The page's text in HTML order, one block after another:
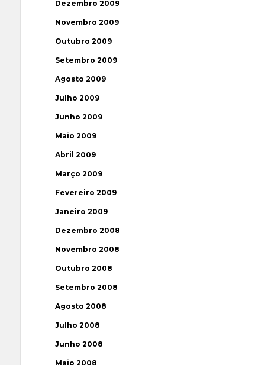
Dezembro 2009
Novembro 2009
Outubro 2009
Setembro 2009
Agosto 2009
Julho 2009
Junho 2009
Maio 2009
Abril 2009
Março 2009
Fevereiro 2009
Janeiro 2009
Dezembro 2008
Novembro 2008
Outubro 2008
Setembro 2008
Agosto 2008
Julho 2008
Junho 2008
Maio 2008